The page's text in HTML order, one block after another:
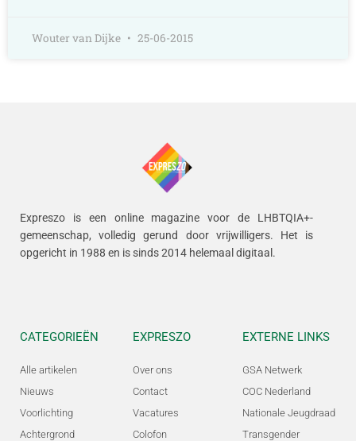
Wouter van Dijke 25-06-2015
Expreszo is een online magazine voor de LHBTQIA+-
gemeenschap, volledig gerund door vrijwilligers. Het is
opgericht in 1988 en is sinds 2014 helemaal digitaal.
CATEGORIEËN
Alle artikelen
Nieuws
Voorlichting
Achtergrond
EXPRESZO
Over ons
Contact
Vacatures
Colofon
EXTERNE LINKS
GSA Netwerk
COC Nederland
Nationale Jeugdraad
Transgender